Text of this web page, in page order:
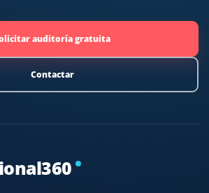
auditoría gratuita
Contactar